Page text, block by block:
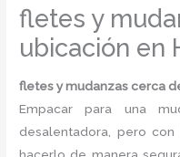
fletes y
ubicación en
fletes y mudanzas cerca
Empacar para una
desalentadora, pero